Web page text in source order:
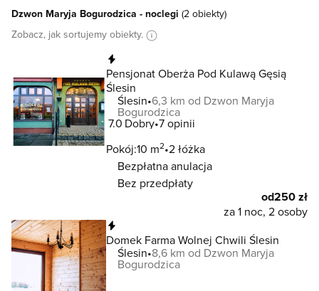
Dzwon Maryja Bogurodzica - noclegi (2 obiekty)
Zobacz, jak sortujemy obiekty.
Pensjonat Oberża Pod Kulawą Gęsią
Ślesin
Ślesin 6,3 km od Dzwon Maryja
Bogurodzica
7.0 Dobry 7 opinii
Pokój:10 m2 2 łóżka
Bezpłatna anulacja
Bez przedpłaty
od250 zł
za 1 noc, 2 osoby
Domek Farma Wolnej Chwili Ślesin
Ślesin 8,6 km od Dzwon Maryja
Bogurodzica